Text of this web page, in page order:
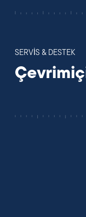
SERVİS & DESTEK